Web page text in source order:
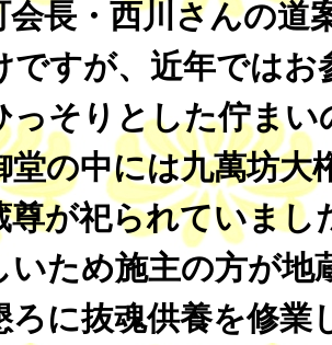
会長・西川さんの道
ですが、近年ではお
っそりとした佇まい
堂の中には九萬坊大
尊が祀られていまし
いため施主の方が地
ろに抜魂供養を修業